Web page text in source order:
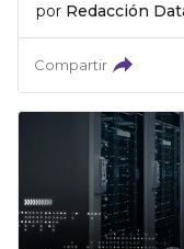
por Redacción
Compartir